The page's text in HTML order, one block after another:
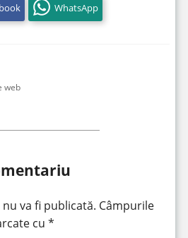
WhatsApp
web
va fi publicată. Câmpurile
cu *